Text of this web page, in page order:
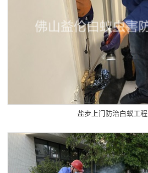
盐步上门防治白蚁工程